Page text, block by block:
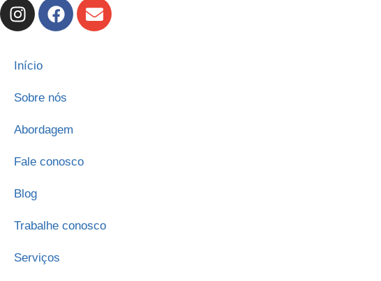
Início
Sobre nós
Abordagem
Fale conosco
Blog
Trabalhe conosco
Serviços